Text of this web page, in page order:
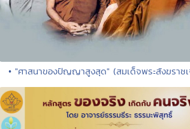
• "ศาสนาของปัญญาสูงสุด" (สมเด็จพระสังฆราชเ